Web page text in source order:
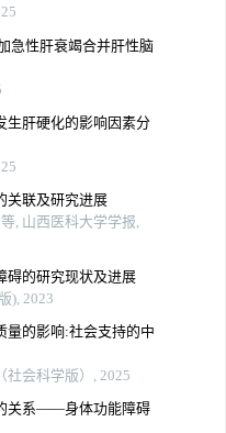
急性肝衰竭合并肝性脑
生肝硬化的影响因素分
关联及研究进展
, 山西医科大学学报,
碍的研究现状及进展
), 2023
量的影响:社会支持的中
社会科学版）, 2025
关系——身体功能障碍